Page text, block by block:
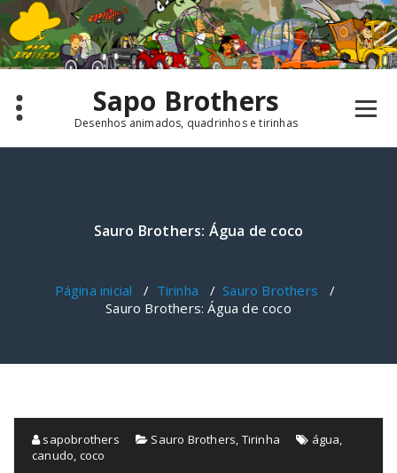
Pular
para
o
conteúdo
Sapo Brothers
Desenhos animados, quadrinhos e tirinhas
Sauro Brothers: Água de coco
Página inicial / Tirinha /Sauro Brothers /
Sauro Brothers: Água de coco
sapobrothers Sauro Brothers Tirinha água
canudo coco